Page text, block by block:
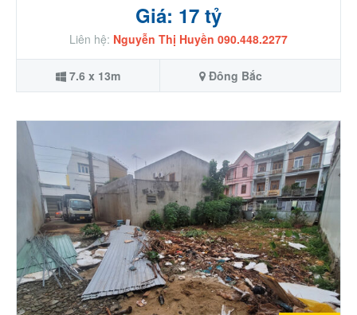
Giá: 17 tỷ
Liên hệ: Nguyễn Thị Huyền 090.448.2277
7.6 x 13m Đông Bắc